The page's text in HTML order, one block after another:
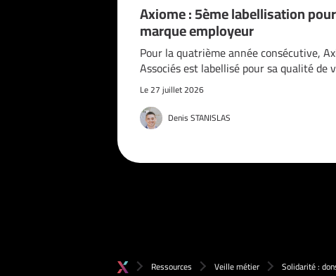
Axiome : 5ème labellisation
marque employeur
Pour la quatrième année consécutive,
Associés est labellisé pour sa qualité de
Le 27 juillet 2026
Denis STANISLAS
Ressources Veille métier Solidarité :